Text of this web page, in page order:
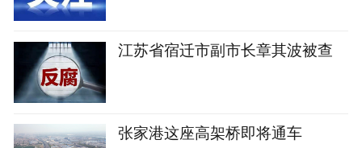
江苏省宿迁市副市长章其波被查
张家港这座高架桥即将通车